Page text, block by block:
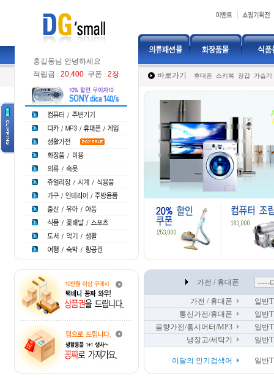
홍길동님 안녕하세요
적립금 : 20,400 쿠폰 : 2장 바로가기 휴대폰 스키복 장갑 가습기
가전 / 휴대폰
가전 / 휴대폰
일반
통신가전/휴대폰
일반
음향가전/홈시어터/MP3
일반
냉장고/세탁기
일반
이달의 인기검색어 일반